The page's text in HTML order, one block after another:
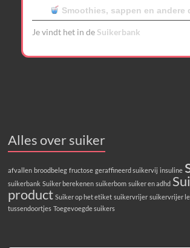
Smoothies, sappen en andere
Je vindt het in de Suikerbank
Alles over suiker
afvallen broodbeleg fructose geraffineerd suikervij insuline
suikerbank Suiker berekenen suikerbom suiker en adhd
product Suiker op het etiket suikervrijer suikervrijer
tussendoortjes Toegevoegde suikers